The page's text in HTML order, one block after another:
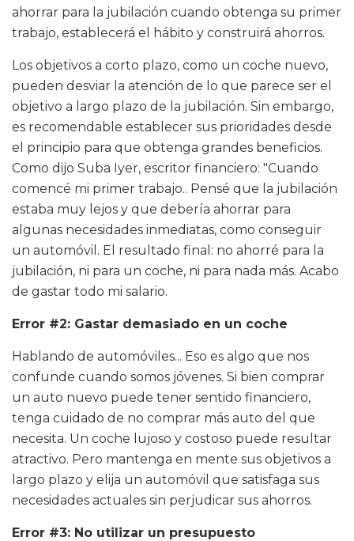
ahorrar para la jubilación cuando obtenga su primer
trabajo, establecerá el hábito y construirá ahorros.
Los objetivos a corto plazo, como un coche nuevo,
pueden desviar la atención de lo que parece ser el
objetivo a largo plazo de la jubilación. Sin embargo,
es recomendable establecer sus prioridades desde
el principio para que obtenga grandes beneficios.
Como dijo Suba Iyer, escritor financiero: "Cuando
comencé mi primer trabajo.. Pensé que la jubilación
estaba muy lejos y que debería ahorrar para
algunas necesidades inmediatas, como conseguir
un automóvil. El resultado final: no ahorré para la
jubilación, ni para un coche, ni para nada más. Acabo
de gastar todo mi salario.
Error #2: Gastar demasiado en un coche
Hablando de automóviles... Eso es algo que nos
confunde cuando somos jóvenes. Si bien comprar
un auto nuevo puede tener sentido financiero,
tenga cuidado de no comprar más auto del que
necesita. Un coche lujoso y costoso puede resultar
atractivo. Pero mantenga en mente sus objetivos a
largo plazo y elija un automóvil que satisfaga sus
necesidades actuales sin perjudicar sus ahorros.
Error #3: No utilizar un presupuesto